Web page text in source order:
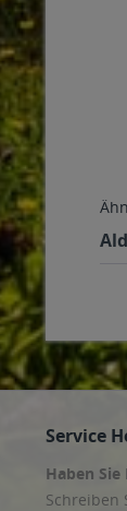
Service
Haben
Schreiben